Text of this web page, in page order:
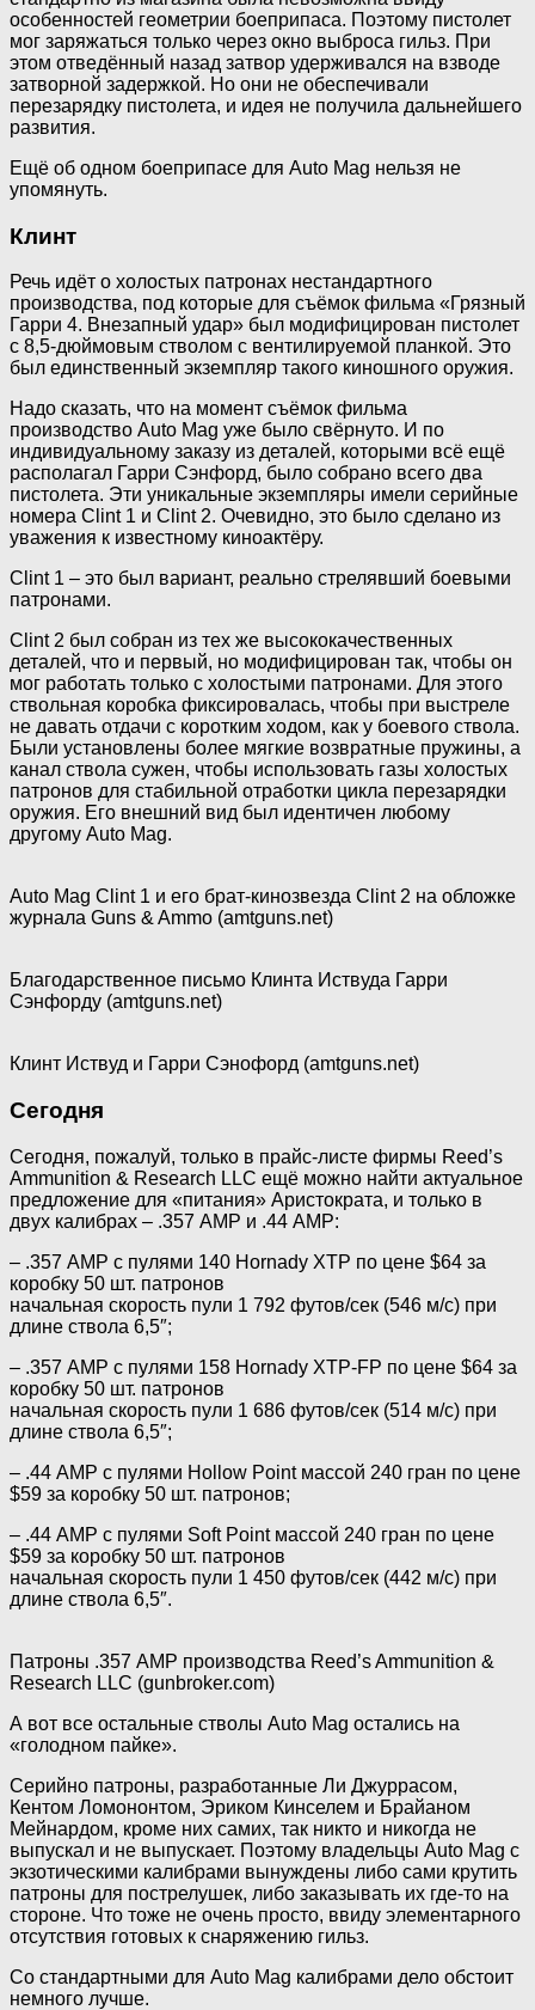
особенностей геометрии боеприпаса. Поэтому пистолет
мог заряжаться только через окно выброса гильз. При
этом отведённый назад затвор удерживался на взводе
затворной задержкой. Но они не обеспечивали
перезарядку пистолета, и идея не получила дальнейшего
развития.
Ещё об одном боеприпасе для Auto Mag нельзя не
упомянуть.
Клинт
Речь идёт о холостых патронах нестандартного
производства, под которые для съёмок фильма «Грязный
Гарри 4. Внезапный удар» был модифицирован пистолет
с 8,5-дюймовым стволом с вентилируемой планкой. Это
был единственный экземпляр такого киношного оружия.
Надо сказать, что на момент съёмок фильма
производство Auto Mag уже было свёрнуто. И по
индивидуальному заказу из деталей, которыми всё ещё
располагал Гарри Сэнфорд, было собрано всего два
пистолета. Эти уникальные экземпляры имели серийные
номера Clint 1 и Clint 2. Очевидно, это было сделано из
уважения к известному киноактёру.
Clint 1 – это был вариант, реально стрелявший боевыми
патронами.
Clint 2 был собран из тех же высококачественных
деталей, что и первый, но модифицирован так, чтобы он
мог работать только с холостыми патронами. Для этого
ствольная коробка фиксировалась, чтобы при выстреле
не давать отдачи с коротким ходом, как у боевого ствола.
Были установлены более мягкие возвратные пружины, а
канал ствола сужен, чтобы использовать газы холостых
патронов для стабильной отработки цикла перезарядки
оружия. Его внешний вид был идентичен любому
другому Auto Mag.
Auto Mag Clint 1 и его брат-кинозвезда Clint 2 на обложке
журнала Guns & Ammo (amtguns.net)
Благодарственное письмо Клинта Иствуда Гарри
Сэнфорду (amtguns.net)
Клинт Иствуд и Гарри Сэнофорд (amtguns.net)
Сегодня
Сегодня, пожалуй, только в прайс-листе фирмы Reed’s
Ammunition & Research LLC ещё можно найти актуальное
предложение для «питания» Аристократа, и только в
двух калибрах – .357 АМР и .44 АМР:
– .357 АМР с пулями 140 Hornady XTP по цене $64 за
коробку 50 шт. патронов
начальная скорость пули 1 792 футов/сек (546 м/с) при
длине ствола 6,5″;
– .357 АМР с пулями 158 Hornady XTP-FP по цене $64 за
коробку 50 шт. патронов
начальная скорость пули 1 686 футов/сек (514 м/с) при
длине ствола 6,5″;
– .44 АМР с пулями Hollow Point массой 240 гран по цене
$59 за коробку 50 шт. патронов;
– .44 АМР с пулями Soft Point массой 240 гран по цене
$59 за коробку 50 шт. патронов
начальная скорость пули 1 450 футов/сек (442 м/с) при
длине ствола 6,5″.
Патроны .357 АМР производства Reed’s Ammunition &
Research LLC (gunbroker.com)
А вот все остальные стволы Auto Mag остались на
«голодном пайке».
Серийно патроны, разработанные Ли Джуррасом,
Кентом Ломононтом, Эриком Кинселем и Брайаном
Мейнардом, кроме них самих, так никто и никогда не
выпускал и не выпускает. Поэтому владельцы Auto Mag с
экзотическими калибрами вынуждены либо сами крутить
патроны для пострелушек, либо заказывать их где-то на
стороне. Что тоже не очень просто, ввиду элементарного
отсутствия готовых к снаряжению гильз.
Со стандартными для Auto Mag калибрами дело обстоит
немного лучше.